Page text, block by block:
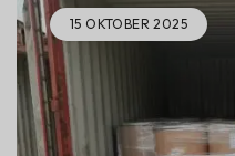
15 OKTOBER 2025